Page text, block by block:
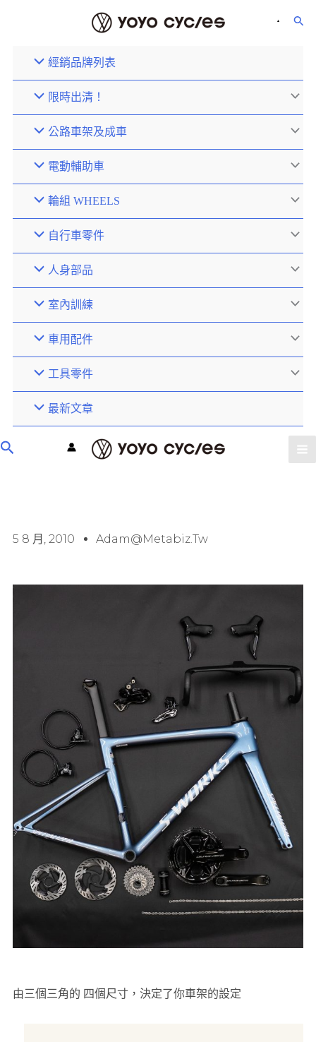
經銷品牌列表
限時出清！
公路車架及成車
電動輔助車
輪組 WHEELS
自行車零件
人身部品
室內訓練
車用配件
工具零件
最新文章
5 8 月, 2010 Adam@metabiz.tw
由三個三角的 四個尺寸，決定了你車架的設定